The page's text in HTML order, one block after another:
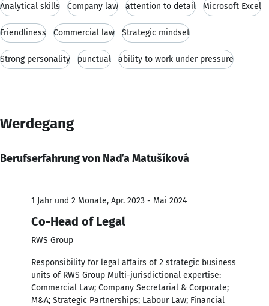
Analytical skills Company law attention to detail Microsoft Excel
Friendliness Commercial law Strategic mindset
Strong personality punctual ability to work under pressure
Werdegang
Berufserfahrung von Naďa Matušíková
1 Jahr und 2 Monate, Apr. 2023 - Mai 2024
Co-Head of Legal
RWS Group
Responsibility for legal affairs of 2 strategic business
units of RWS Group Multi-jurisdictional expertise:
Commercial Law; Company Secretarial & Corporate;
M&A; Strategic Partnerships; Labour Law; Financial